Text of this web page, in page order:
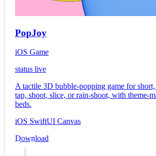
PopJoy
iOS Game
status live
A tactile 3D bubble-popping game for
tap, shoot, slice, or rain-shoot, with theme-
beds.
iOS SwiftUI Canvas
Download